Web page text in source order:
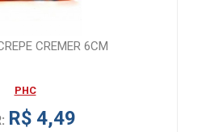
CREMER 6CM
PHC
R$ 4,49